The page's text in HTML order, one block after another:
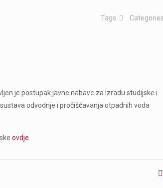
Categories
Tags
je postupak javne nabave za Izradu studijske i
odvodnje i pročišćavanja otpadnih voda
ovdje